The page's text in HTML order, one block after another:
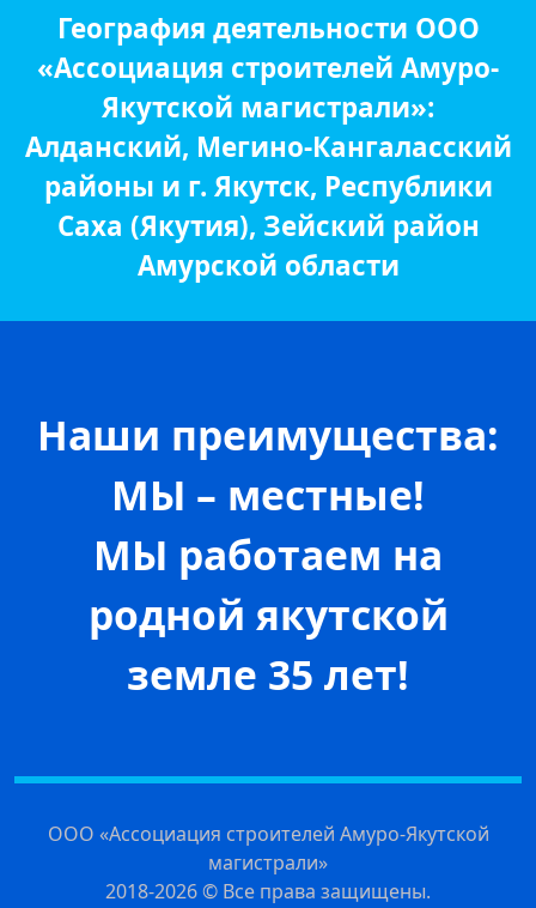
География деятельности ООО
«Ассоциация строителей Амуро-
Якутской магистрали»:
Алданский, Мегино-Кангаласский
районы и г. Якутск, Республики
Саха (Якутия), Зейский район
Амурской области
Наши преимущества:
МЫ – местные!
МЫ работаем на
родной якутской
земле 35 лет!
ООО «Ассоциация строителей Амуро-Якутской
магистрали»
2018-2026 © Все права защищены.